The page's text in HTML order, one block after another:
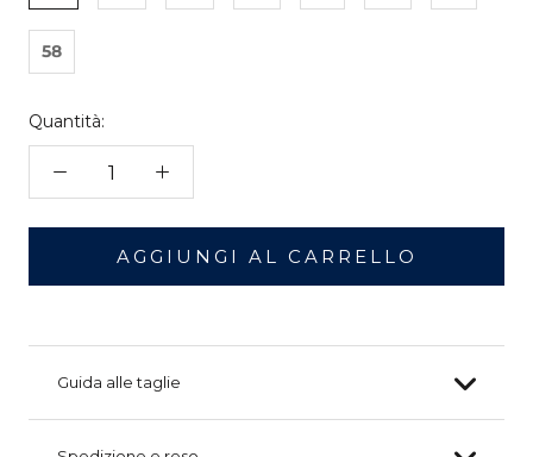
58
Quantità:
AGGIUNGI AL CARRELLO
Guida alle taglie